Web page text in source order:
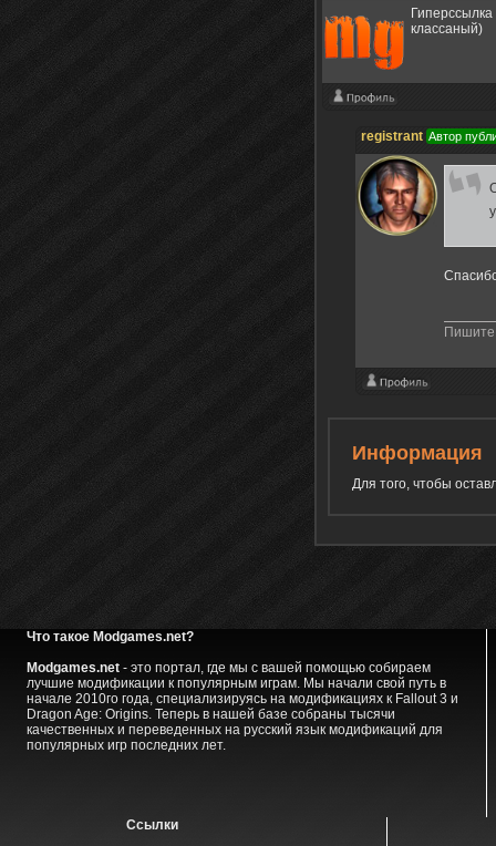
классаный)
registrant Автор
Пишите
Информация
Для того, чтобы
Что такое Modgames.net?
Modgames.net- это портал, где мы с вашей помощью собираем
лучшие модификации к популярным играм. Мы начали свой путь в
начале 2010го года, специализируясь на модификациях к Fallout 3 и
Dragon Age: Origins. Теперь в нашей базе собраны тысячи
качественных и переведенных на русский язык модификаций для
популярных игр последних лет.
Ссылки